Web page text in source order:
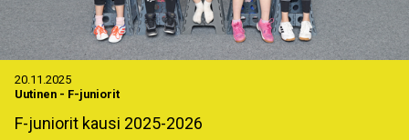
20.11.2025
Uutinen - F-juniorit
F-juniorit kausi 2025-2026